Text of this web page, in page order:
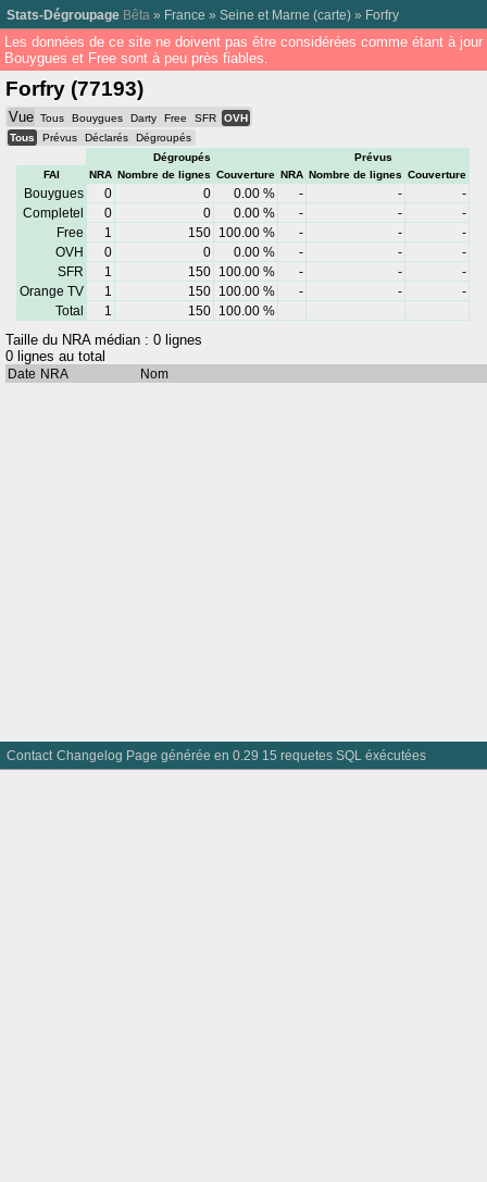
Stats-Dégroupage Bêta » France » Seine et Marne (carte) » Forfry
Les données de ce site ne doivent pas être considérées comme étant à
Bouygues et Free sont à peu près fiables.
Forfry (77193)
Vue Tous Bouygues Darty Free SFR
OVH
Tous
Prévus Déclarés
Dégroupés
Dégroupés
Prévus
FAI
NRA Nombre de lignes Couverture NRA Nombre de lignes Couverture
Bouygues 0 0 0.00 % - -
-
Completel
0 0 0.00 % - -
-
Free
1 150 100.00 % - -
-
OVH
0 0 0.00 % - -
-
SFR
1 150 100.00 % - -
-
Orange TV
1 150 100.00 % - -
-
Total
1 150 100.00 %
Taille du NRA médian : 0 lignes
0 lignes au total
Date NRA Nom
Contact Changelog Page générée en 0.29 15 requetes SQL éxécutées